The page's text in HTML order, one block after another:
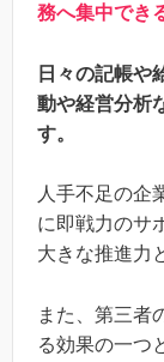
務へ集中でき
日々の記帳や
動や経営分析
す。
人手不足の企
に即戦力のサ
大きな推進力
また、第三者
る効果の一つ